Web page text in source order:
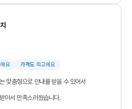
요 가격도 최고에요
맞춤형으로 안내를 받을 수 있어서
아서 만족스러웠습니다.